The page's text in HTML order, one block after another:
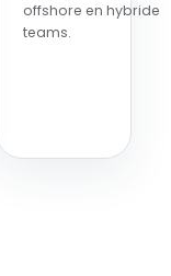
offshore en hybride
teams.